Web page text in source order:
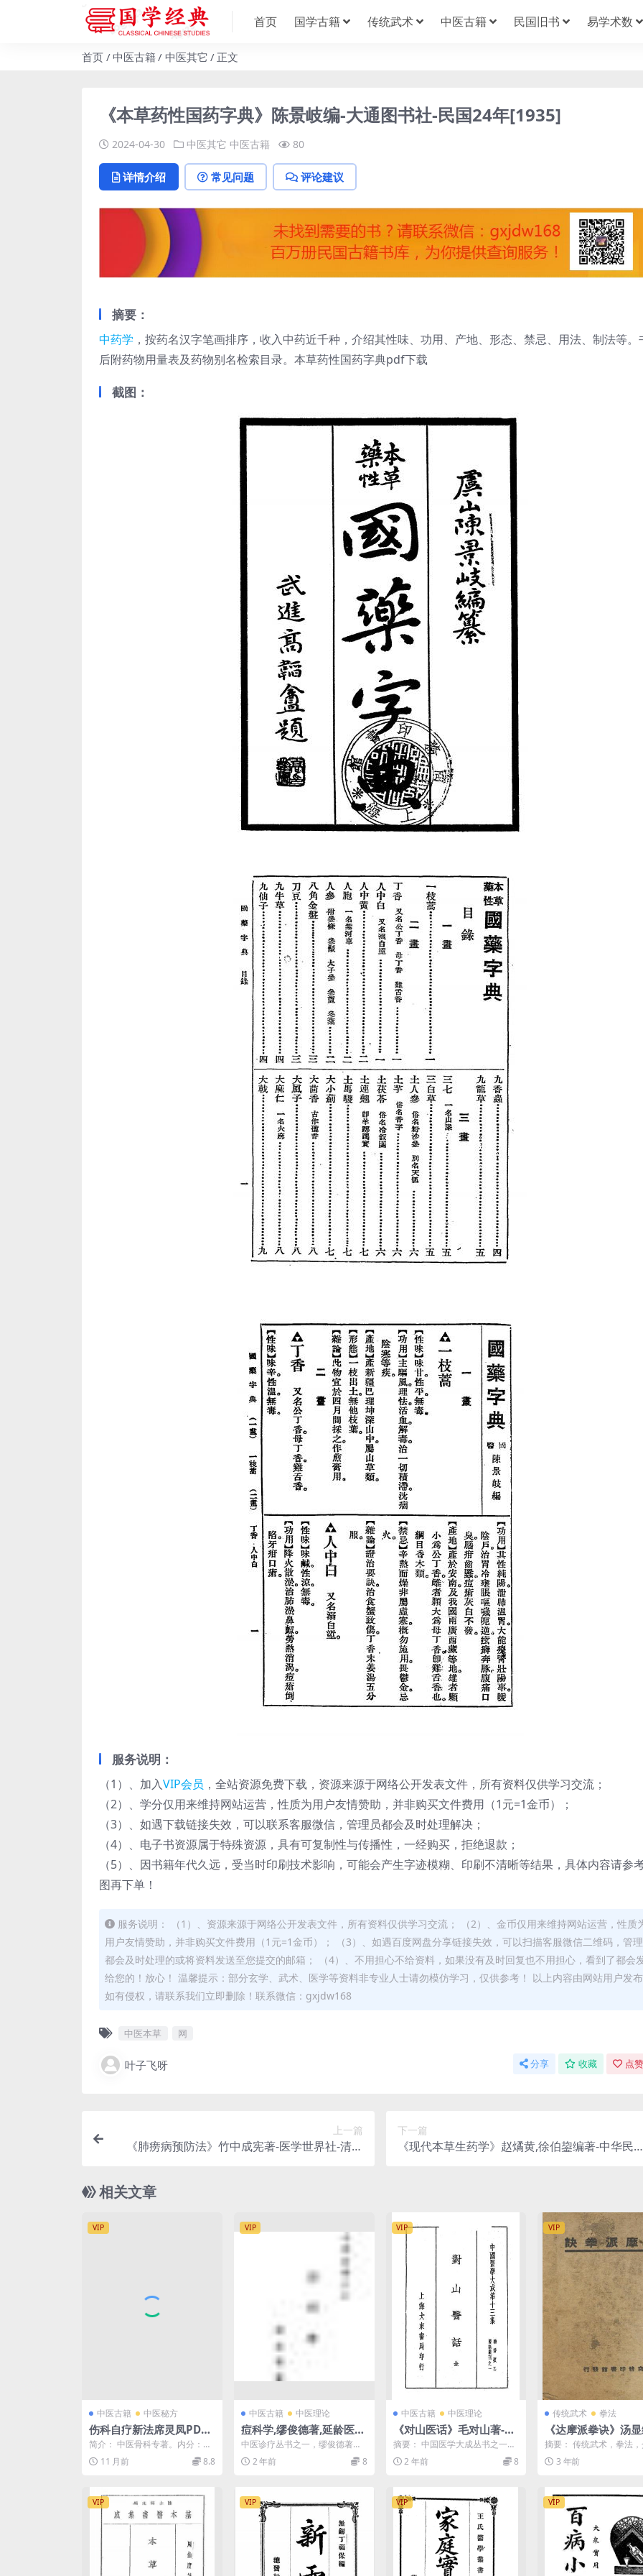
首页 国学古籍 传统武术 中医古籍 民国旧书 易学术数
首页 中医古籍 中医其它 正文
《本草药性国药字典》陈景岐编-大通图书社-民国24年[1935]
2024-04-30 中医其它 中医古籍 80
详情介绍 常见问题 评论建议
摘要：
中药学 ，按药名汉字笔画排序，收入中药近千种，介绍其性味、功用、产地、形态、禁忌、用法、制法等。
后附药物用量表及药物别名检索目录。本草药性国药字典pdf下载
截图：
服务说明：
（1）、加入VIP会员 ，全站资源免费下载，资源来源于网络公开发表文件，所有资料仅供学习交流；
（2）、学分仅用来维持网站运营，性质为用户友情赞助，并非购买文件费用（1元=1金币）；
（3）、如遇下载链接失效，可以联系客服微信，管理员都会及时处理解决；
（4）、电子书资源属于特殊资源，具有可复制性与传播性，一经购买，拒绝退款；
（5）、因书籍年代久远，受当时印刷技术影响，可能会产生字迹模糊、印刷不清晰等结果，具体内容请参
图再下单！
服务说明： （1）、资源来源于网络公开发表文件，所有资料仅供学习交流； （2）、金币仅用来维持网站运营，性质
用户友情赞助，并非购买文件费用（1元=1金币）； （3）、如遇百度网盘分享链接失效，可以扫描客服微信二维码，管
都会及时处理的或将资料发送至您提交的邮箱； （4）、不用担心不给资料，如果没有及时回复也不用担心，看到了都会
给您的！放心！ 温馨提示：部分玄学、武术、医学等资料非专业人士请勿模仿学习，仅供参考！ 以上内容由网站用户发
如有侵权，请联系我们立即删除！联系微信：gxjdw168
中医本草 网
叶子飞呀 分享 收藏 点
上一篇
《肺痨病预防法》竹中成宪著-医学世界社-清光
下一篇
《现代本草生药学》赵燏黄,徐伯鋆编著-中华民
相关文章
VIP
中医古籍 中医秘方
伤科自疗新法席灵凤PDF
下载,民国跌打损伤治疗秘
方
简介： 中医骨科专著。内分：打
伤要穴之自疗、各种跌打损伤之
自疗、接骨法与骨伤自疗...
11 月前 8.8
VIP
中医古籍 中医理论
痘科学,缪俊德著,延龄医
社,中医诊疗丛书
中医诊疗丛书之一，缪俊德著，
延龄医社1935年出版
2 年前 8
VIP
中医古籍 中医理论
《对山医话》毛对山著-大
东书局-民国二十六年[193
7]-对山医话下载
摘要： 中国医学大成丛书之一，
内分4卷。记述医药典故、医林逸
事、民间疗法、医理等...
2 年前 8
VIP
传统武术 拳法
《达摩派拳诀》汤
商务印书馆-1929民
八年-达摩派拳诀下
摘要： 传统武术，拳法
林拳的立正行礼式、摆马
步法、拳手握式、手式、
3 年前
VIP VIP VIP VIP